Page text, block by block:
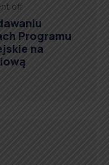
off
Programu
na